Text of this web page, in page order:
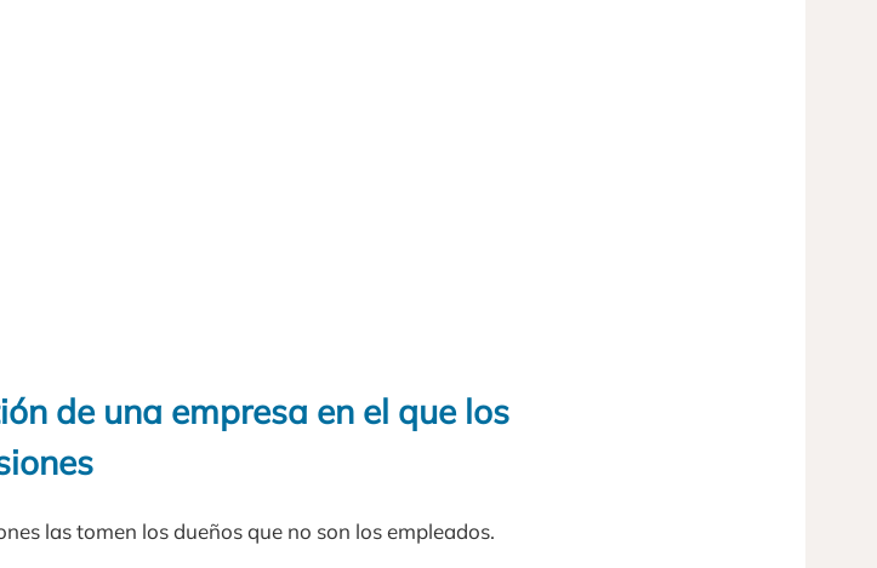
de una empresa en el que los
las tomen los dueños que no son los empleados.